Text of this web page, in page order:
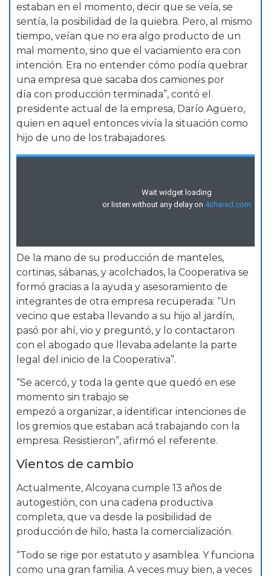
estaban en el momento, decir que se veía, se
sentía, la posibilidad de la quiebra. Pero, al mismo
tiempo, veían que no era algo producto de un
mal momento, sino que el vaciamiento era con
intención. Era no entender cómo podía quebrar
una empresa que sacaba dos camiones por
día con producción terminada”, contó el
presidente actual de la empresa, Darío Agüero,
quien en aquel entonces vivía la situación como
hijo de uno de los trabajadores.
De la mano de su producción de manteles,
cortinas, sábanas, y acolchados, la Cooperativa se
formó gracias a la ayuda y asesoramiento de
integrantes de otra empresa recuperada: “Un
vecino que estaba llevando a su hijo al jardín,
pasó por ahí, vio y preguntó, y lo contactaron
con el abogado que llevaba adelante la parte
legal del inicio de la Cooperativa”.
“Se acercó, y toda la gente que quedó en ese
momento sin trabajo se
empezó a organizar, a identificar intenciones de
los gremios que estaban acá trabajando con la
empresa. Resistieron”, afirmó el referente.
Vientos de cambio
Actualmente, Alcoyana cumple 13 años de
autogestión, con una cadena productiva
completa, que va desde la posibilidad de
producción de hilo, hasta la comercialización.
“Todo se rige por estatuto y asamblea. Y funciona
como una gran familia. A veces muy bien, a veces